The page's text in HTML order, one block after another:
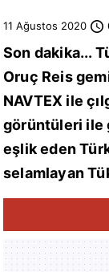
11 Ağustos 2020
Son dakika...
Oruç Reis
NAVTEX ile
görüntüleri ile
eşlik eden
selamlayan